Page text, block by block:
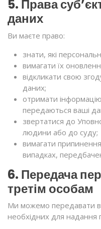
5. Права
даних
Ви маєте право:
знати, які
вимагати їх
відкликати свою
даних;
отримати
передаються ваші
звертатися до
людини або до суду;
вимагати
випадках,
6. Передача
третім особам
Ми можемо передавати
необхідних для надання